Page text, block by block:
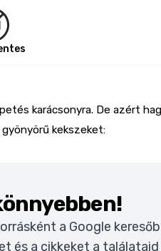
karácsonyra. De azért
kekszeket:
a Google
és a cikkeket a